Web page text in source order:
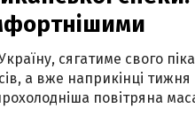
сягатиме свого
а вже наприкінці тижня
повітряна